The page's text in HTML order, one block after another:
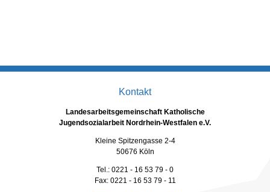
Kontakt
Landesarbeitsgemeinschaft Katholische
Jugendsozialarbeit Nordrhein-Westfalen e.V.
Kleine Spitzengasse 2-4
50676 Köln
Tel.: 0221 - 16 53 79 - 0
Fax: 0221 - 16 53 79 - 11